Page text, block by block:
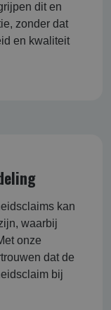
dit en
zonder dat
en kwaliteit
kan
waarbij
onze
dat de
bij